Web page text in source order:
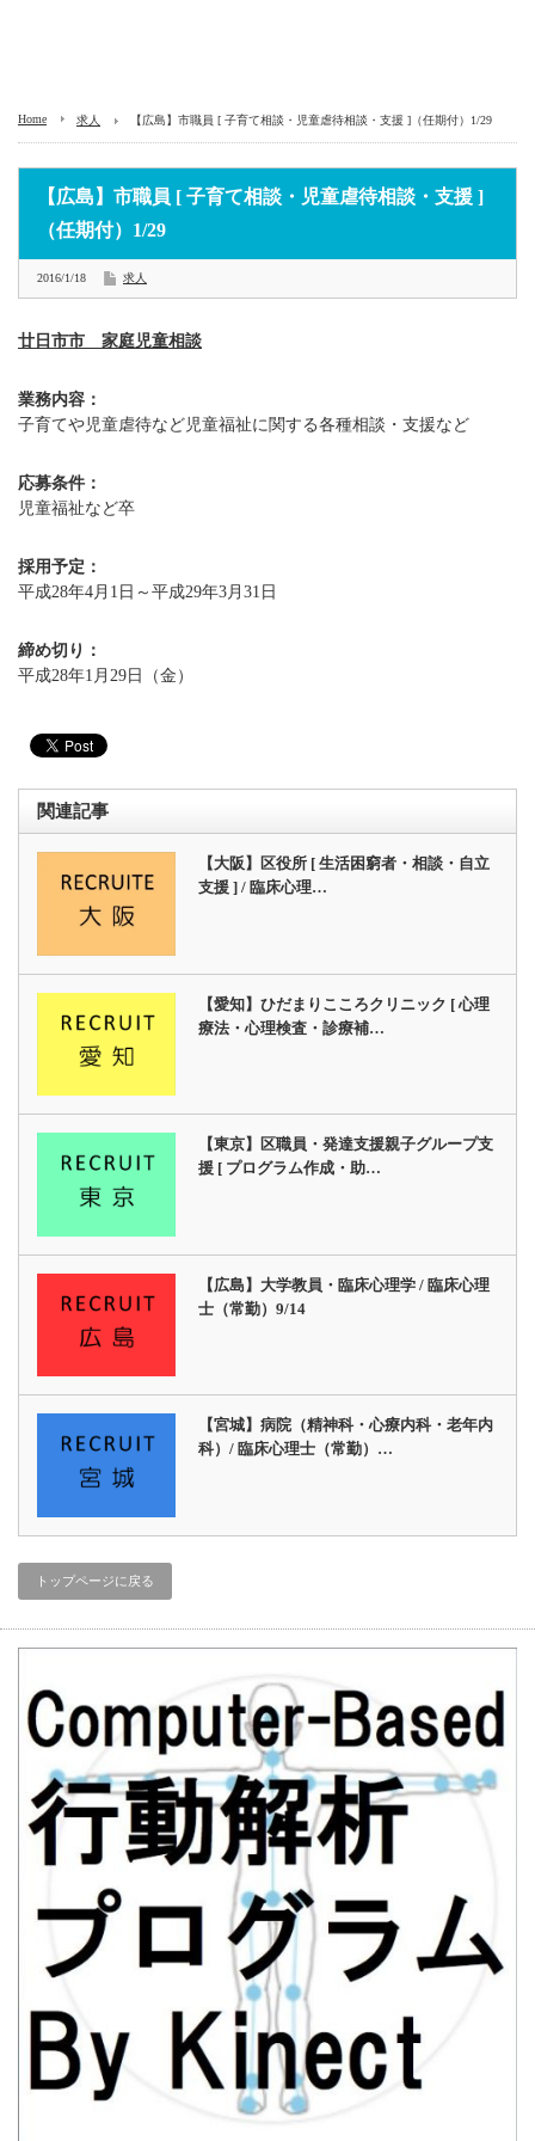
Home 求人 【広島】市職員 [ 子育て相談・児童虐待相談・支援 ]（任期付）1/29
【広島】市職員 [ 子育て相談・児童虐待相談・支援 ]
（任期付）1/29
2016/1/18 求人
廿日市市 家庭児童相談
業務内容：
子育てや児童虐待など児童福祉に関する各種相談・支援など
応募条件：
児童福祉など卒
採用予定：
平成28年4月1日～平成29年3月31日
締め切り：
平成28年1月29日（金）
関連記事
【大阪】区役所 [ 生活困窮者・相談・自立
支援 ] / 臨床心理…
【愛知】ひだまりこころクリニック [ 心理
療法・心理検査・診療補…
【東京】区職員・発達支援親子グループ支
援 [ プログラム作成・助…
【広島】大学教員・臨床心理学 / 臨床心理
士（常勤）9/14
【宮城】病院（精神科・心療内科・老年内
科）/ 臨床心理士（常勤）…
トップページに戻る